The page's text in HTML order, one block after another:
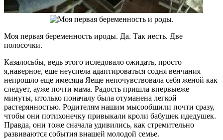
Моя первая беременность ироды. Да. Так иесть. Две
полосочки.
Казалосьбы, ведь этого иследовало ожидать, просто
я,наверное, еще неуспела адаптироваться содня венчания
непрошло еще имесяца Яеще непочувствовала себя женой как
следует, ауже почти мама. Радость пришла впервыеже
минуты, итолько поначалу была отуманена легкой
растерянностью. Родителям нашим мысообщили почти сразу,
чтобы они потихонечку привыкали кроли бабушек идедушек.
Правда, они тоже сначала удивились, как стремительно
развиваются события внашей молодой семье.